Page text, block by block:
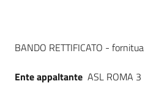
Piattaforme
telematiche
Dati del bando
BANDO RETTIFICATO -
Ente appaltante ASL ROMA 3